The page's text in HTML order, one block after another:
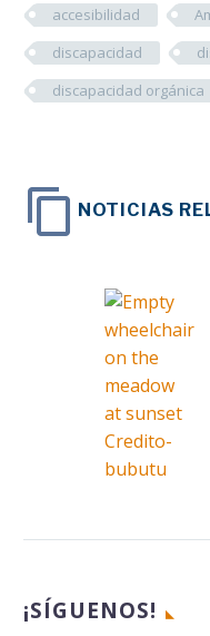
accesibilidad
discapacidad
discapacidad orgánica
NOTICIAS
¡SÍGUENOS!